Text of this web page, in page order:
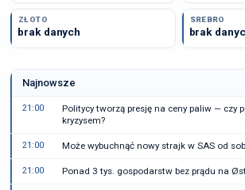
ZŁOTO
brak danych
SREBRO
brak
Najnowsze
21:00
Politycy tworzą presję na ceny paliw — czy
kryzysem?
21:00 Może wybuchnąć nowy strajk w SAS od
21:00 Ponad 3 tys. gospodarstw bez prądu na